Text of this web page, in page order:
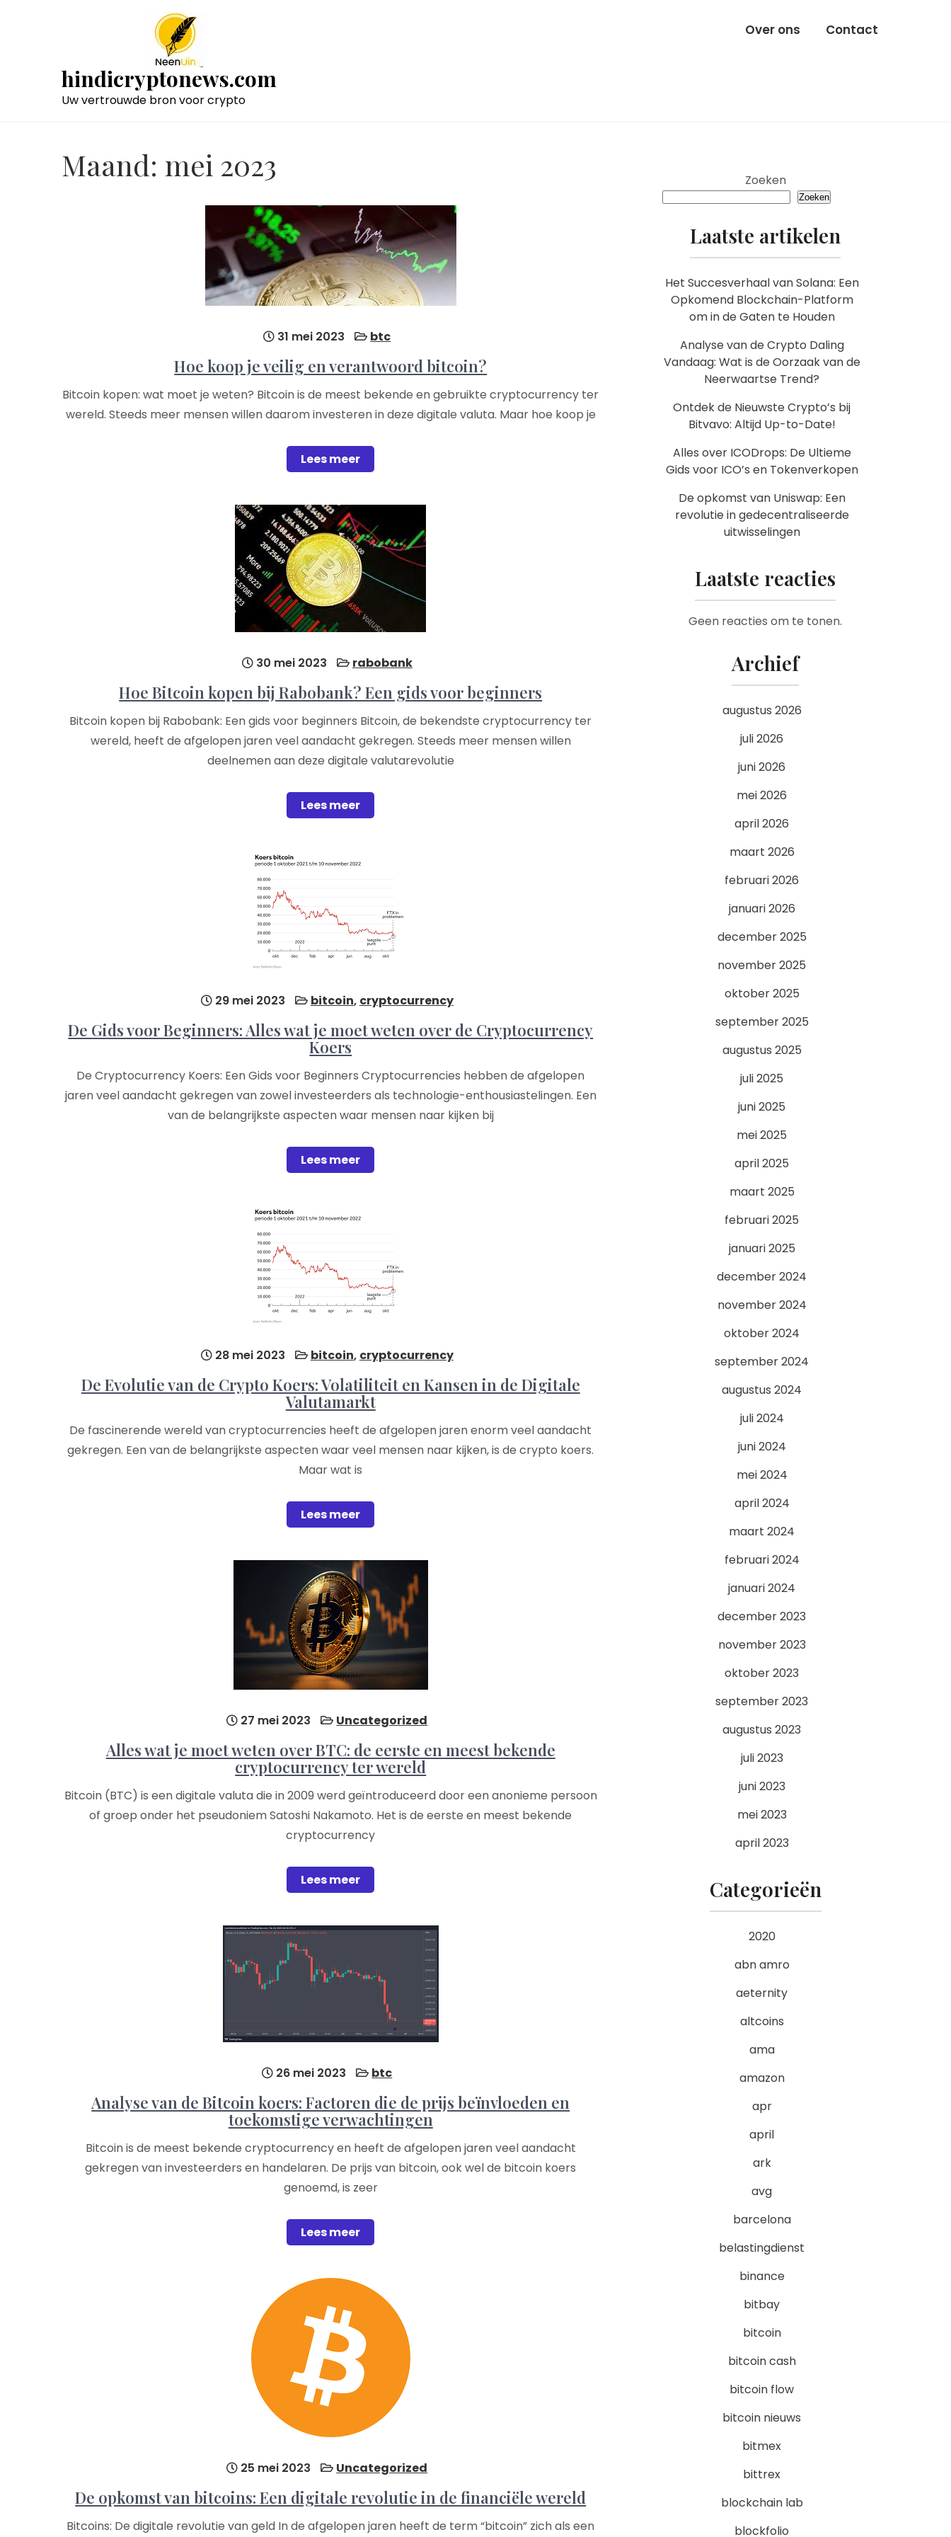
hindicryptonews.com
Uw vertrouwde bron voor crypto
Over ons Contact
Maand: mei 2023
31 mei 2023 btc
Hoe koop je veilig en verantwoord bitcoin?
Bitcoin kopen: wat moet je weten? Bitcoin is de meest bekende en gebruikte cryptocurrency ter
wereld. Steeds meer mensen willen daarom investeren in deze digitale valuta. Maar hoe koop je
Lees meer
30 mei 2023 rabobank
Hoe Bitcoin kopen bij Rabobank? Een gids voor beginners
Bitcoin kopen bij Rabobank: Een gids voor beginners Bitcoin, de bekendste cryptocurrency ter
wereld, heeft de afgelopen jaren veel aandacht gekregen. Steeds meer mensen willen
deelnemen aan deze digitale valutarevolutie
Lees meer
29 mei 2023 bitcoin, cryptocurrency
De Gids voor Beginners: Alles wat je moet weten over de Cryptocurrency
Koers
De Cryptocurrency Koers: Een Gids voor Beginners Cryptocurrencies hebben de afgelopen
jaren veel aandacht gekregen van zowel investeerders als technologie-enthousiastelingen. Een
van de belangrijkste aspecten waar mensen naar kijken bij
Lees meer
28 mei 2023 bitcoin, cryptocurrency
De Evolutie van de Crypto Koers: Volatiliteit en Kansen in de Digitale
Valutamarkt
De fascinerende wereld van cryptocurrencies heeft de afgelopen jaren enorm veel aandacht
gekregen. Een van de belangrijkste aspecten waar veel mensen naar kijken, is de crypto koers.
Maar wat is
Lees meer
27 mei 2023 Uncategorized
Alles wat je moet weten over BTC: de eerste en meest bekende
cryptocurrency ter wereld
Bitcoin (BTC) is een digitale valuta die in 2009 werd geïntroduceerd door een anonieme persoon
of groep onder het pseudoniem Satoshi Nakamoto. Het is de eerste en meest bekende
cryptocurrency
Lees meer
26 mei 2023 btc
Analyse van de Bitcoin koers: Factoren die de prijs beïnvloeden en
toekomstige verwachtingen
Bitcoin is de meest bekende cryptocurrency en heeft de afgelopen jaren veel aandacht
gekregen van investeerders en handelaren. De prijs van bitcoin, ook wel de bitcoin koers
genoemd, is zeer
Lees meer
25 mei 2023 Uncategorized
De opkomst van bitcoins: Een digitale revolutie in de financiële wereld
Bitcoins: De digitale revolutie van geld In de afgelopen jaren heeft de term “bitcoin” zich als een
Zoeken
Zoeken
Laatste artikelen
Het Succesverhaal van Solana: Een
Opkomend Blockchain-Platform
om in de Gaten te Houden
Analyse van de Crypto Daling
Vandaag: Wat is de Oorzaak van de
Neerwaartse Trend?
Ontdek de Nieuwste Crypto’s bij
Bitvavo: Altijd Up-to-Date!
Alles over ICODrops: De Ultieme
Gids voor ICO’s en Tokenverkopen
De opkomst van Uniswap: Een
revolutie in gedecentraliseerde
uitwisselingen
Laatste reacties
Geen reacties om te tonen.
Archief
augustus 2026
juli 2026
juni 2026
mei 2026
april 2026
maart 2026
februari 2026
januari 2026
december 2025
november 2025
oktober 2025
september 2025
augustus 2025
juli 2025
juni 2025
mei 2025
april 2025
maart 2025
februari 2025
januari 2025
december 2024
november 2024
oktober 2024
september 2024
augustus 2024
juli 2024
juni 2024
mei 2024
april 2024
maart 2024
februari 2024
januari 2024
december 2023
november 2023
oktober 2023
september 2023
augustus 2023
juli 2023
juni 2023
mei 2023
april 2023
Categorieën
2020
abn amro
aeternity
altcoins
ama
amazon
apr
april
ark
avg
barcelona
belastingdienst
binance
bitbay
bitcoin
bitcoin cash
bitcoin flow
bitcoin nieuws
bitmex
bittrex
blockchain lab
blockfolio